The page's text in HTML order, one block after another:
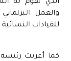
الذي تقوم به
والعمل
للقيادات
كما أعربت رئيسة